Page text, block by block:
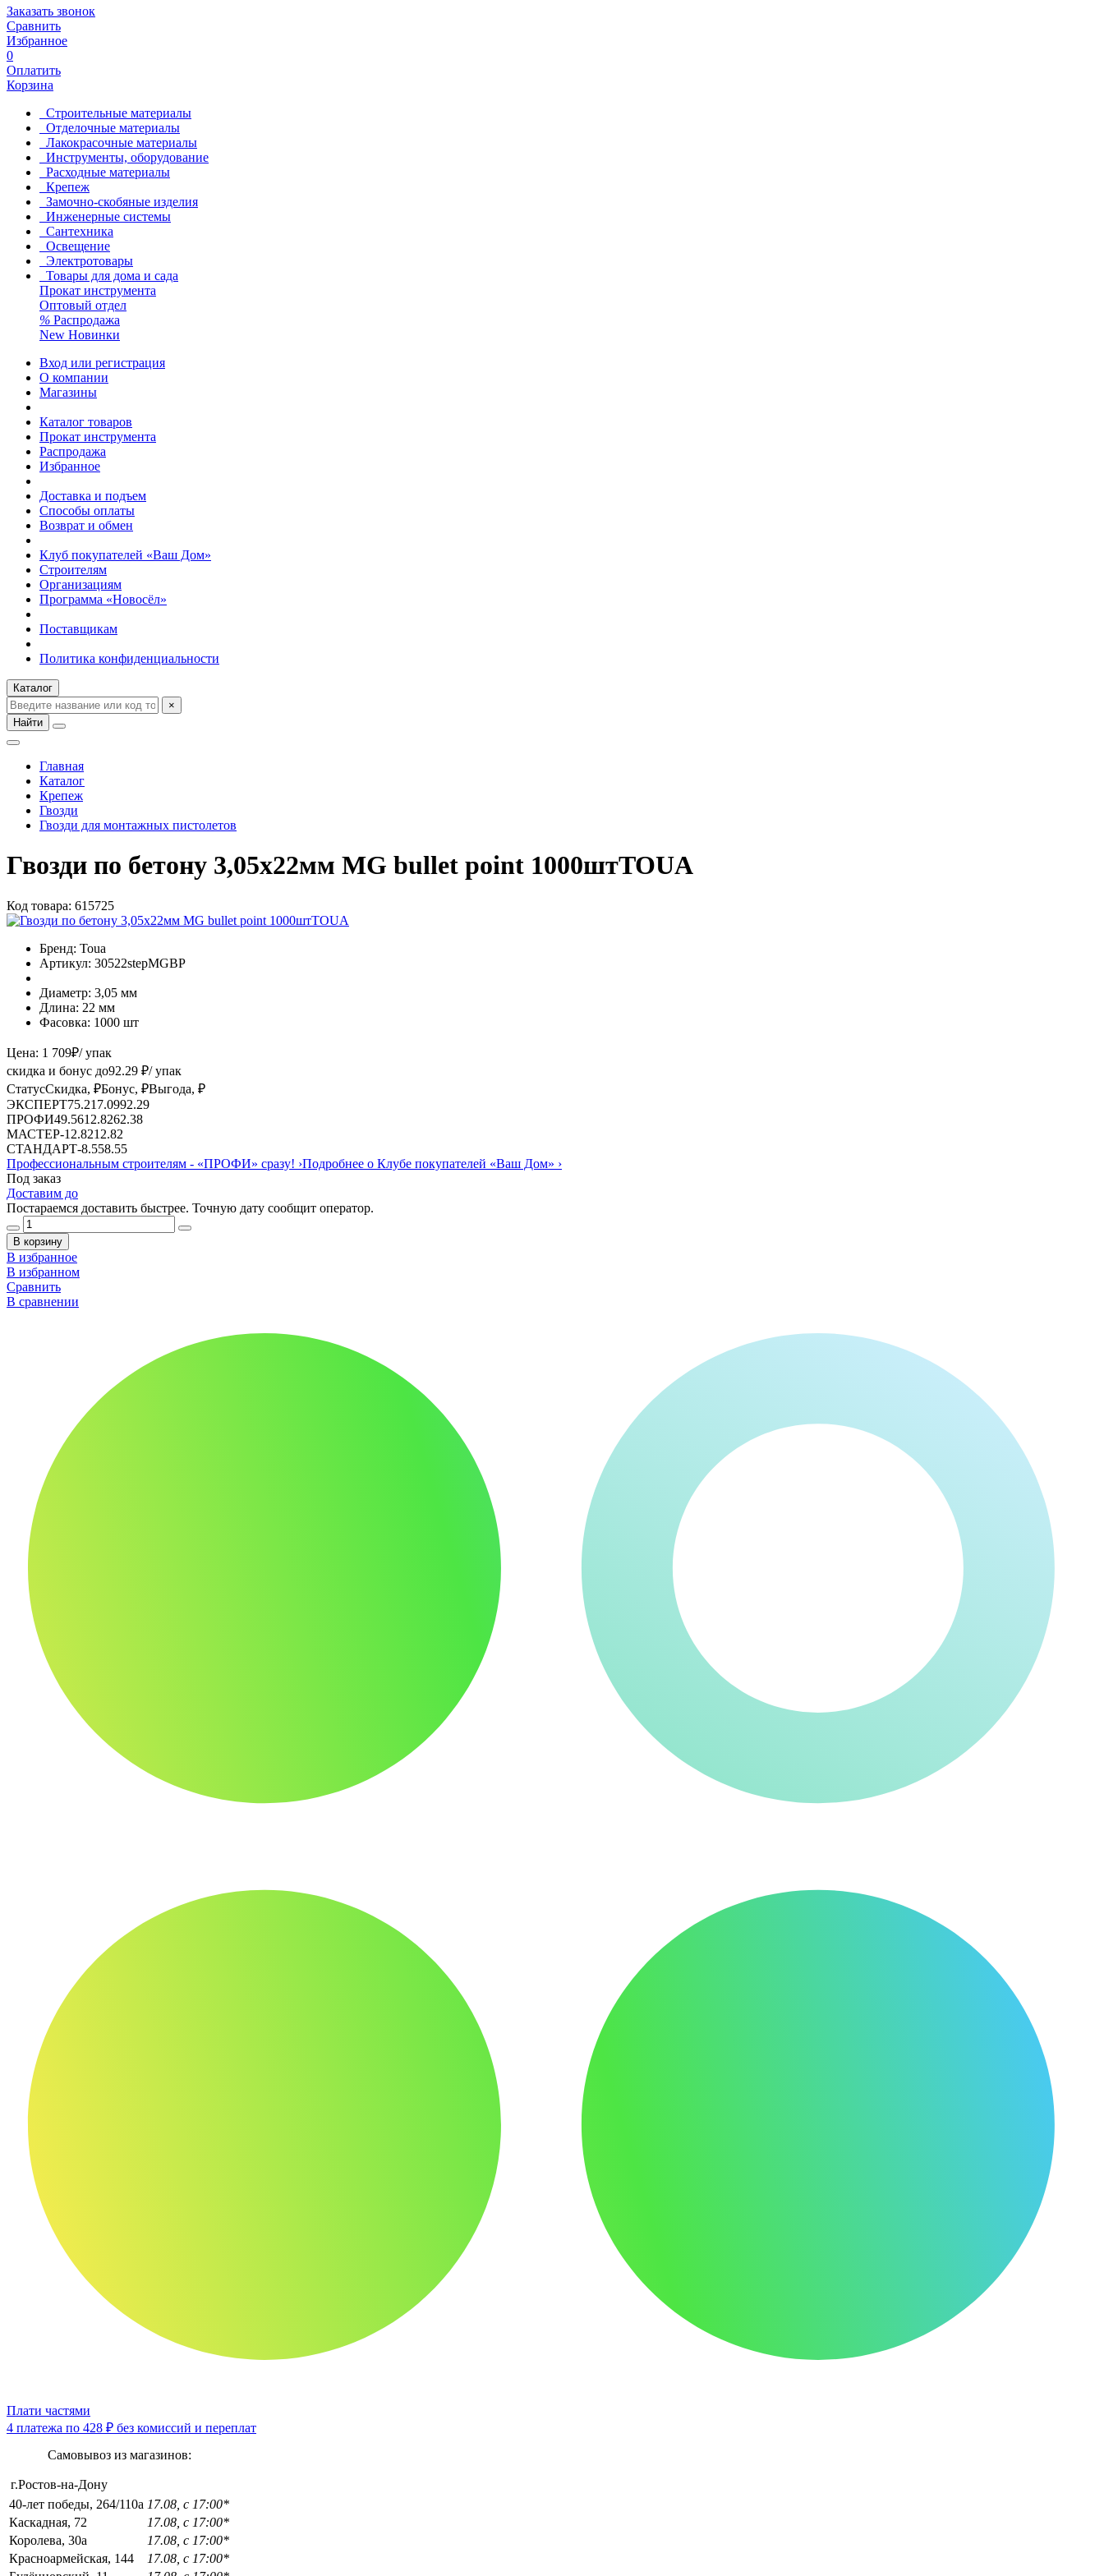
Заказать звонок
Сравнить
Избранное
0
Оплатить
Корзина
Строительные материалы
Отделочные материалы
Лакокрасочные материалы
Инструменты, оборудование
Расходные материалы
Крепеж
Замочно-скобяные изделия
Инженерные системы
Сантехника
Освещение
Электротовары
Товары для дома и сада
Прокат инструмента
Оптовый отдел
% Распродажа
New Новинки
Вход или регистрация
О компании
Магазины
Каталог товаров
Прокат инструмента
Распродажа
Избранное
Доставка и подъем
Способы оплаты
Возврат и обмен
Клуб покупателей «Ваш Дом»
Строителям
Организациям
Программа «Новосёл»
Поставщикам
Политика конфиденциальности
Каталог
×
Найти
Главная
Каталог
Крепеж
Гвозди
Гвозди для монтажных пистолетов
Гвозди по бетону 3,05х22мм MG bullet point 1000штTOUA
Код товара: 615725
Бренд: Toua
Артикул: 30522stepMGBP
Диаметр: 3,05 мм
Длина: 22 мм
Фасовка: 1000 шт
Цена: 1 709₽/ упак
скидка и бонус до92.29 ₽/ упак
СтатусСкидка, ₽Бонус, ₽Выгода, ₽
ЭКСПЕРТ75.217.0992.29
ПРОФИ49.5612.8262.38
МАСТЕР-12.8212.82
СТАНДАРТ-8.558.55
Профессиональным строителям - «ПРОФИ» сразу! ›Подробнее о Клубе покупателей «Ваш Дом» ›
Под заказ
Доставим до
Постараемся доставить быстрее. Точную дату сообщит оператор.
В корзину
В избранное
В избранном
Сравнить
В сравнении
Плати частями
4 платежа по 428 ₽ без комиссий и переплат
Самовывоз из магазинов:
г.Ростов-на-Дону
40-лет победы, 264/110а 17.08, с 17:00*
Каскадная, 72
17.08, с 17:00*
Королева, 30а
17.08, с 17:00*
Красноармейская, 144
17.08, с 17:00*